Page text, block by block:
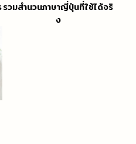
รวมสำนวนภาษาญี่ปุ่นที่ใช้ได้จริ
ง